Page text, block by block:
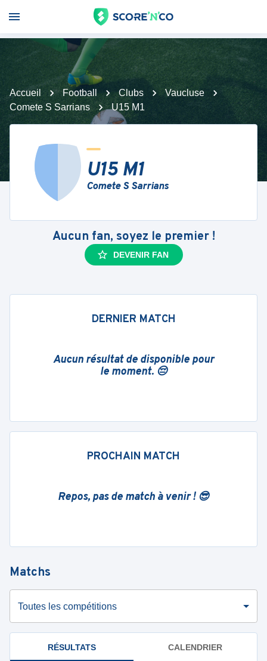
Accueil Football Clubs
Vaucluse
Comete S Sarrians
U15 M1
U15 M1
Comete S Sarrians
Aucun fan, soyez le premier !
DEVENIR FAN
DERNIER MATCH
Aucun résultat de disponible pour
le moment. 😔
PROCHAIN MATCH
Repos, pas de match à venir ! 😎
Matchs
Toutes les compétitions
RÉSULTATS CALENDRIER